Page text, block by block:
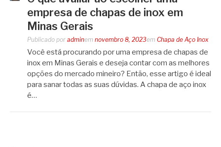
empresa de chapas de inox em
Minas Gerais
Publicado por adminem novembro 8, 2023em Chapa de Aço Inox
Você está procurando por uma empresa de chapas de
inox em Minas Gerais e deseja contar com as melhores
opções do mercado mineiro? Então, esse artigo é ideal
para sanar todas as suas dúvidas. A chapa de aço inox
é…